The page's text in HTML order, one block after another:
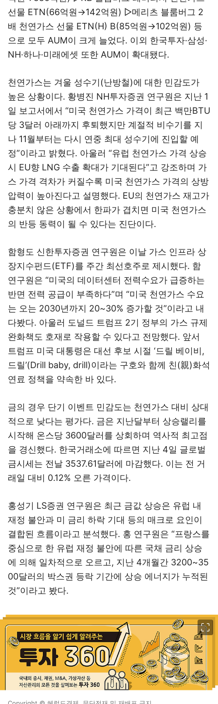
선물 ETN(66억원→142억원) ▷메리츠 블룸버그 2
배 천연가스 선물 ETN(H) B(85억원→102억원) 등
으로 모두 AUM이 크게 늘었다. 이외 한국투자·삼성·
NH·하나·미래에셋 또한 AUM이 확대됐다.
천연가스는 겨울 성수기(난방철)에 대한 민감도가
높은 상황이다. 황병진 NH투자증권 연구원은 지난 1
일 보고서에서 “미국 천연가스 가격이 최근 백만BTU
당 3달러 아래까지 후퇴했지만 계절적 비수기를 지
나 11월부터는 다시 연중 최대 성수기에 진입할 예
정”이라고 밝혔다. 아울러 “유럽 천연가스 가격 상승
시 EU향 LNG 수출 확대가 기대된다”고 강조하며 가
스 가격 격차가 커질수록 미국 천연가스 가격의 상방
압력이 높아진다고 설명했다. EU의 천연가스 재고가
충분치 않은 상황에서 한파가 겹치면 미국 천연가스
의 반등 동력이 될 수 있다는 진단이다.
함형도 신한투자증권 연구원은 이날 가스 인프라 상
장지수펀드(ETF)를 주간 최선호주로 제시했다. 함
연구원은 “미국의 데이터센터 전력수요가 급증하는
반면 전력 공급이 부족하다”며 “미국 천연가스 수요
는 오는 2030년까지 20~30% 증가할 것”이라고 내
다봤다. 아울러 도널드 트럼프 2기 정부의 가스 규제
완화책도 호재로 작용할 수 있다고 전망했다. 앞서
트럼프 미국 대통령은 대선 후보 시절 ‘드릴 베이비,
드릴’(Drill baby, drill)이라는 구호와 함께 친(親)화석
연료 정책을 약속한 바 있다.
금의 경우 단기 이벤트 민감도는 천연가스 대비 상대
적으로 낮다는 평가다. 금은 지난달부터 상승랠리를
시작해 온스당 3600달러를 상회하며 역사적 최고점
을 경신했다. 한국거래소에 따르면 지난 4일 글로벌
금시세는 전날 3537.61달러에 마감했다. 이는 전 거
래일 대비 0.12% 오른 가격이다.
홍성기 LS증권 연구원은 최근 금값 상승은 유럽 내
재정 불안과 미 금리 하락 기대 등의 매크로 요인이
결합된 흐름이라고 분석했다. 홍 연구원은 “프랑스를
중심으로 한 유럽 재정 불안에 따른 국채 금리 상승
에 의해 일차적으로 오르고, 지난 4개월간 3200~35
00달러의 박스권 등락 기간에 상승 에너지가 누적된
것”이라고 봤다.